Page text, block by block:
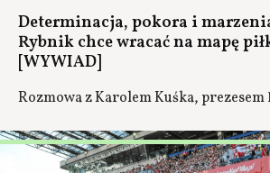
Determinacja, pokora i
Rybnik chce wracać na mapę
[WYWIAD]
Rozmowa z Karolem Kuśka, prezesem